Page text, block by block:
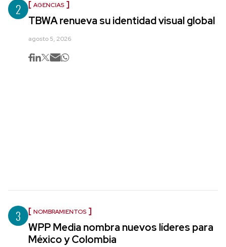
2 AGENCIAS
TBWA renueva su identidad visual global
agosto 5, 2026
3 NOMBRAMIENTOS
WPP Media nombra nuevos líderes para
México y Colombia